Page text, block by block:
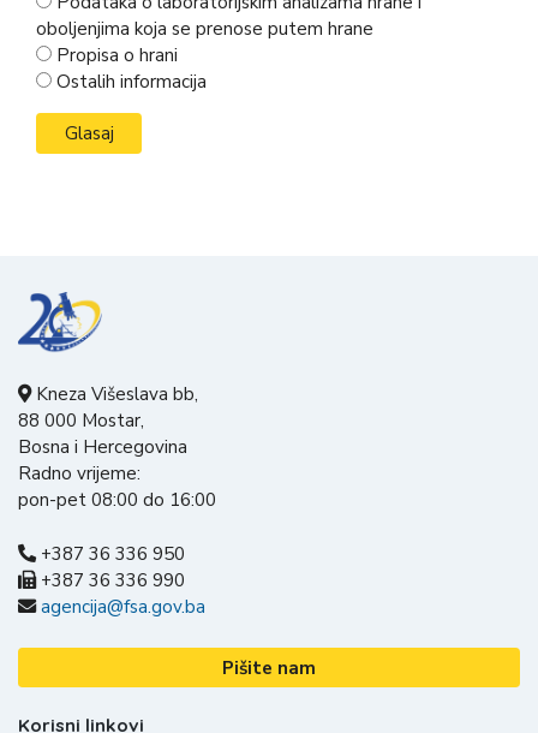
oboljenjima koja se prenose putem hrane
Propisa o hrani
Ostalih informacija
Kneza Višeslava bb,
88 000 Mostar,
Bosna i Hercegovina
Radno vrijeme:
pon-pet 08:00 do 16:00
+387 36 336 950
+387 36 336 990
agencija@fsa.gov.ba
Pišite nam
Korisni linkovi